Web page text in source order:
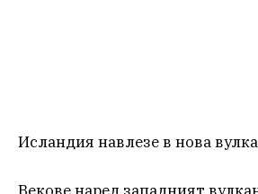
Исландия навлезе в нова